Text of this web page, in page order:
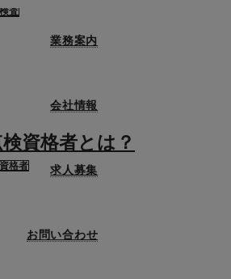
業務案内
会社情報
求人募集
お問い合わせ
査
資格者とは？
格者